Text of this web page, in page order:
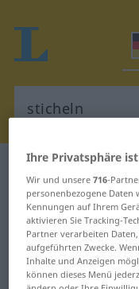
Deutsch-
Deutsch-
für "sticheln"
"sticheln"
Ihre Privatsphäre
Wir und unsere716-
personenbezogene
Kennungen auf Ihrem
aktivieren Sie Tracking-
Partner verarbeiten
aufgeführten Zwecke.
Inhalte und Anzeigen
können dieses Menü